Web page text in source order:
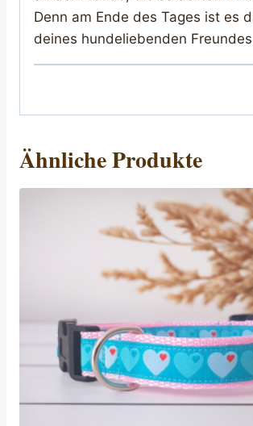
Denn am Ende des Tages ist es
deines hundeliebenden
Ähnliche Produkte